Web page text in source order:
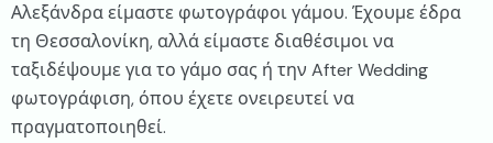
Αλεξάνδρα είμαστε φωτογράφοι γάμου. Έχουμε έδρα
τη Θεσσαλονίκη, αλλά είμαστε διαθέσιμοι να
ταξιδέψουμε για το γάμο σας ή την After Wedding
φωτογράφιση, όπου έχετε ονειρευτεί να
πραγματοποιηθεί.